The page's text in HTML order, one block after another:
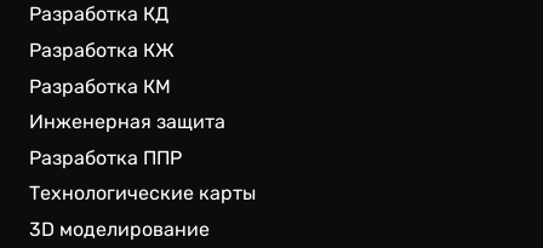
Разработка КД
Разработка КЖ
Разработка КМ
Инженерная защита
Разработка ППР
Технологические карты
3D моделирование